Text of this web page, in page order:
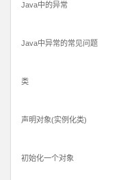
Java中的异常
Java中异常的常见问题
类
声明对象(实例化类)
初始化一个对象